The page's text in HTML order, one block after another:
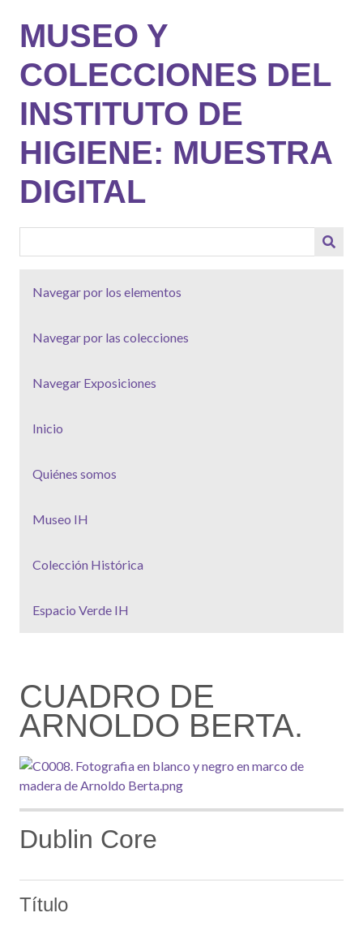
contenido
principal
MUSEO Y
COLECCIONES DEL
INSTITUTO DE
HIGIENE: MUESTRA
DIGITAL
Navegar por los elementos
Navegar por las colecciones
Navegar Exposiciones
Inicio
Quiénes somos
Museo IH
Colección Histórica
Espacio Verde IH
CUADRO DE
ARNOLDO BERTA.
Dublin Core
Título